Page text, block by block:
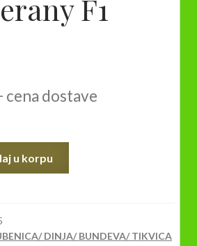
F1
cena dostave
u korpu
DINJA/ BUNDEVA/ TIKVICA